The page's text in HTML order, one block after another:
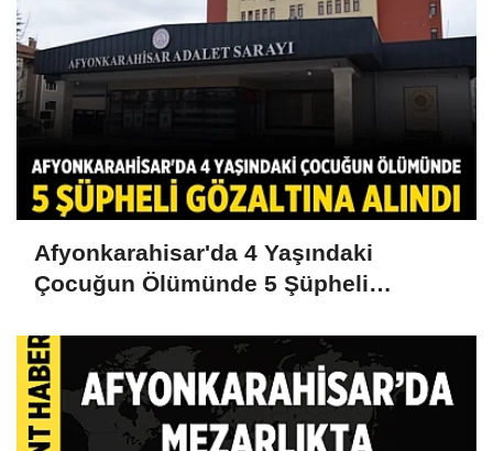
Afyonkarahisar'da 4 Yaşındaki
Çocuğun Ölümünde 5 Şüpheli